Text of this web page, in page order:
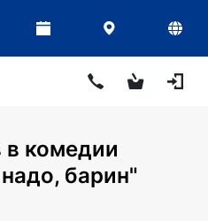
комедии
барин"